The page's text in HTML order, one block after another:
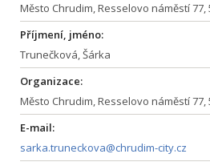
Město Chrudim, Resselovo náměstí 77,
Příjmení, jméno:
Trunečková, Šárka
Organizace:
Město Chrudim, Resselovo náměstí 77,
E-mail:
sarka.truneckova@chrudim-city.cz